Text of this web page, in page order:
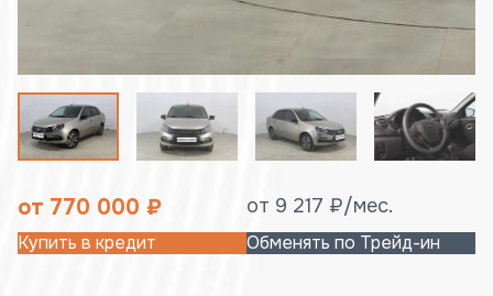
от 770 000 ₽ от 9 217 ₽/мес.
Купить в кредит Обменять по Трейд-ин